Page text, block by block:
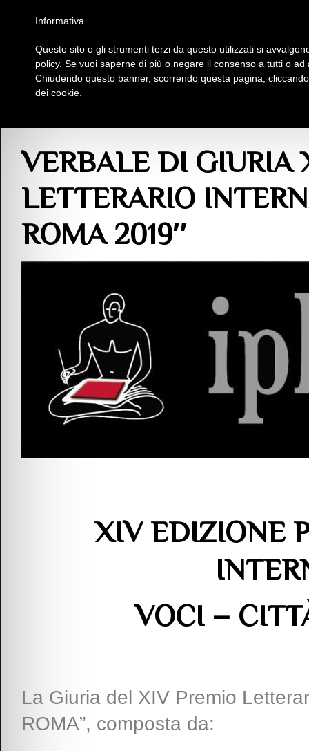
Insieme Per La Cultura
VERBALE DI GIURIA
LETTERARIO
ROMA 2019″
XIV EDIZIONE
VOCI –
La Giuria del XIV Premio
ROMA”, composta da:
Informativa
Questo sito o gli strumenti terzi da questo utilizzati si
policy. Se vuoi saperne di più o negare il consenso a tutti o
Chiudendo questo banner, scorrendo questa pagina,
dei cookie.